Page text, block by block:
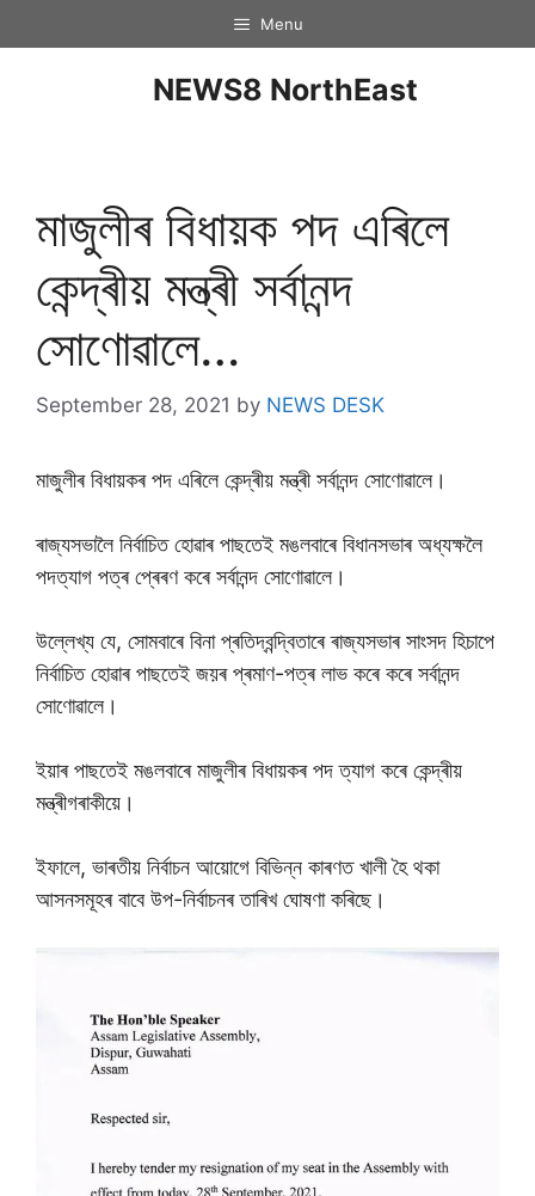
Menu
NEWS8 NorthEast
মাজুলীৰ বিধায়ক পদ এৰিলে
কেন্দ্ৰীয় মন্ত্ৰী সৰ্বানন্দ
সোণোৱালে…
September 28, 2021 by NEWS DESK
মাজুলীৰ বিধায়কৰ পদ এৰিলে কেন্দ্ৰীয় মন্ত্ৰী সৰ্বানন্দ সোণোৱালে।
ৰাজ্যসভালৈ নিৰ্বাচিত হোৱাৰ পাছতেই মঙলবাৰে বিধানসভাৰ অধ্যক্ষলৈ
পদত্যাগ পত্ৰ প্ৰেৰণ কৰে সৰ্বানন্দ সোণোৱালে।
উল্লেখ্য যে, সোমবাৰে বিনা প্ৰতিদ্বন্দ্বিতাৰে ৰাজ্যসভাৰ সাংসদ হিচাপে
নিৰ্বাচিত হোৱাৰ পাছতেই জয়ৰ প্ৰমাণ-পত্ৰ লাভ কৰে কৰে সৰ্বানন্দ
সোণোৱালে।
ইয়াৰ পাছতেই মঙলবাৰে মাজুলীৰ বিধায়কৰ পদ ত্যাগ কৰে কেন্দ্ৰীয়
মন্ত্ৰীগৰাকীয়ে।
ইফালে, ভাৰতীয় নিৰ্বাচন আয়োগে বিভিন্ন কাৰণত খালী হৈ থকা
আসনসমূহৰ বাবে উপ-নিৰ্বাচনৰ তাৰিখ ঘোষণা কৰিছে।